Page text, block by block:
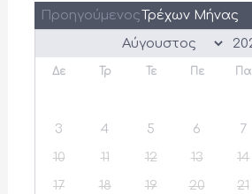
ΠροηγούμενοςΤρέχων Μήνας
Δε Τρ Τε Πε Πα
3
4 5 6 7
10
11 12 13 14
17
18 19 20 21